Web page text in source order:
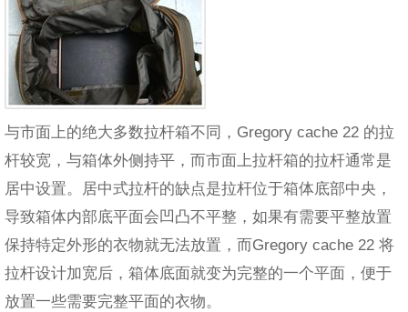
与市面上的绝大多数拉杆箱不同，Gregory cache 22 的拉
杆较宽，与箱体外侧持平，而市面上拉杆箱的拉杆通常是
居中设置。居中式拉杆的缺点是拉杆位于箱体底部中央，
导致箱体内部底平面会凹凸不平整，如果有需要平整放置
保持特定外形的衣物就无法放置，而Gregory cache 22 将
拉杆设计加宽后，箱体底面就变为完整的一个平面，便于
放置一些需要完整平面的衣物。